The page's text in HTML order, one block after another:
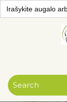
Search
for:Skip to